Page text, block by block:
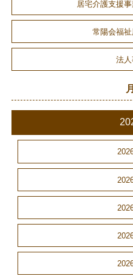
居宅介護支援
常陽会福
法